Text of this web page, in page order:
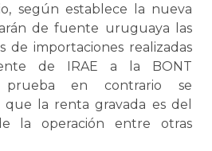
según establece la nueva
de fuente uruguaya las
de importaciones realizadas
de IRAE a la BONT
prueba en contrario se
que la renta gravada es del
la operación entre otras